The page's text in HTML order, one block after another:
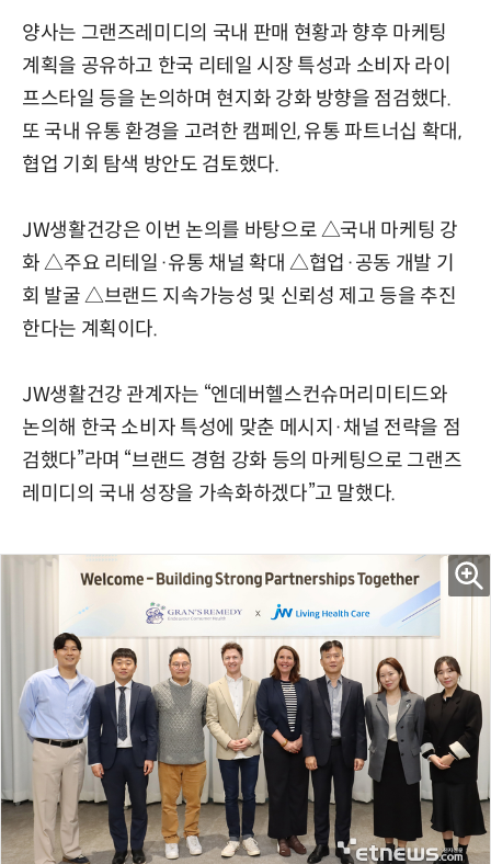
양사는 그랜즈레미디의 국내 판매 현황과 향후 마케팅
계획을 공유하고 한국 리테일 시장 특성과 소비자 라이
프스타일 등을 논의하며 현지화 강화 방향을 점검했다.
또 국내 유통 환경을 고려한 캠페인, 유통 파트너십 확대,
협업 기회 탐색 방안도 검토했다.
JW생활건강은 이번 논의를 바탕으로 △국내 마케팅 강
화 △주요 리테일·유통 채널 확대 △협업·공동 개발 기
회 발굴 △브랜드 지속가능성 및 신뢰성 제고 등을 추진
한다는 계획이다.
JW생활건강 관계자는 “엔데버헬스컨슈머리미티드와
논의해 한국 소비자 특성에 맞춘 메시지·채널 전략을 점
검했다”라며 “브랜드 경험 강화 등의 마케팅으로 그랜즈
레미디의 국내 성장을 가속화하겠다”고 말했다.